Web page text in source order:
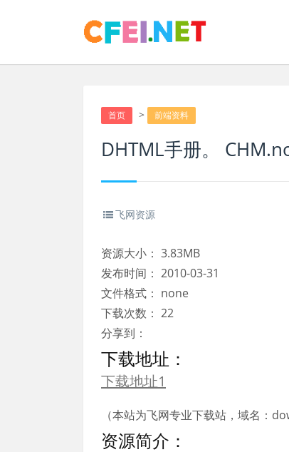
首页 > 前端资料
DHTML手册。
飞网资源
资源大小： 3.83MB
发布时间： 2010-03-31
文件格式： none
下载次数： 22
分享到：
下载地址：
下载地址1
（本站为飞网专业下载站，域名：
资源简介：